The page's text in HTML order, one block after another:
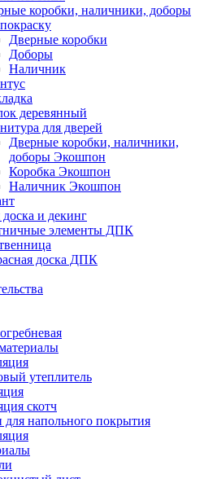
коробки, наличники, доборы
Дверные коробки
Доборы
Наличник
деревянный
для дверей
Дверные коробки, наличники,
доборы Экошпон
Коробка Экошпон
Наличник Экошпон
доска и декинг
элементы ДПК
доска ДПК
утеплитель
скотч
напольного покрытия